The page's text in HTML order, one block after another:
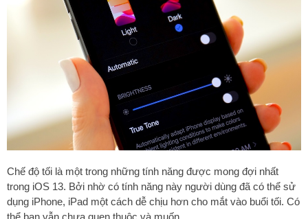
Chế độ tối là một trong những tính năng được mong đợi nhất
trong iOS 13. Bởi nhờ có tính năng này người dùng đã có thể sử
dụng iPhone, iPad một cách dễ chịu hơn cho mắt vào buổi tối. Có